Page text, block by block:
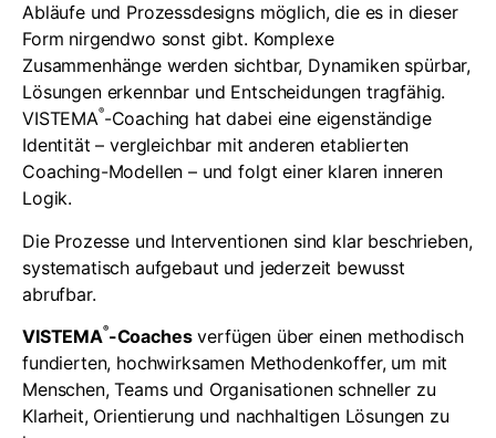
Abläufe und Prozessdesigns möglich, die es in dieser
Form nirgendwo sonst gibt. Komplexe
Zusammenhänge werden sichtbar, Dynamiken spürbar,
Lösungen erkennbar und Entscheidungen tragfähig.
VISTEMA®-Coaching hat dabei eine eigenständige
Identität – vergleichbar mit anderen etablierten
Coaching-Modellen – und folgt einer klaren inneren
Logik.
Die Prozesse und Interventionen sind klar beschrieben,
systematisch aufgebaut und jederzeit bewusst
abrufbar.
VISTEMA®-Coachesverfügen über einen methodisch
fundierten, hochwirksamen Methodenkoffer, um mit
Menschen, Teams und Organisationen schneller zu
Klarheit, Orientierung und nachhaltigen Lösungen zu